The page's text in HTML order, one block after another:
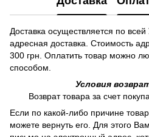
Доставка осуществляется по
адресная доставка. Стоимость
300 грн. Оплатить товар можно
способом.
Условия
Возврат товара за счет
Если по какой-либо причине
можете вернуть его. Для этого